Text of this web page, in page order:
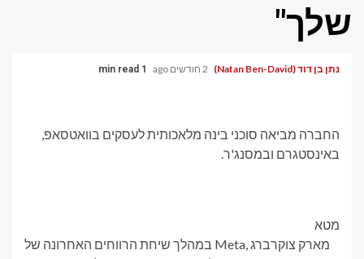
שלך"
נתן בן דוד (Natan Ben-David) 2 חודשים ago 1 min read
החברה מביאה סוכני בינה מלאכותית לעסקים בוואטסאפ,
באינסטגרם ובמסנג'ר.
מטא
במהלך שיחת הרווחים האחרונה של Meta, מארק צוקרברג